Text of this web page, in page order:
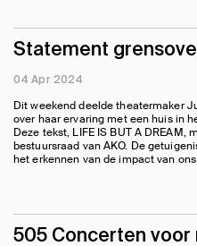
Statement
04 Apr 2024
Dit weekend deelde theatermaker
over haar ervaring met een huis in
Deze tekst, LIFE IS BUT A DREAM,
bestuursraad van AKO. De
het erkennen van de impact van
505 Concerten voor